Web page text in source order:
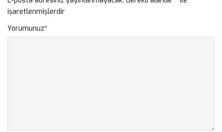
işaretlenmişlerdir
Yorumunuz*